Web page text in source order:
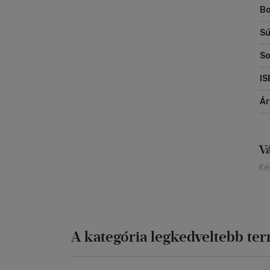
A kategória legkedveltebb